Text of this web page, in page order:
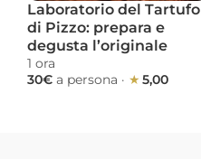
Laboratorio del Tartufo
di Pizzo: prepara e
degusta l’originale
1 ora
30€ a persona · ★ 5,00